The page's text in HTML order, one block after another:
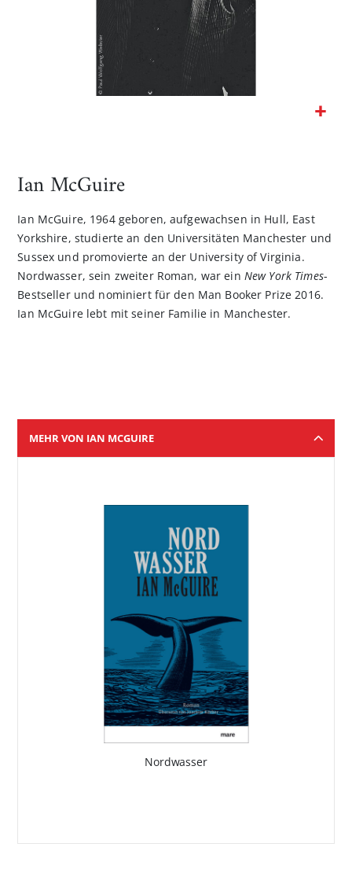
Bildgalerie
Ian McGuire
Ian McGuire, 1964 geboren, aufgewachsen in Hull, East
Yorkshire, studierte an den Universitäten Manchester und
Sussex und promovierte an der University of Virginia.
Nordwasser, sein zweiter Roman, war ein New York Times-
Bestseller und nominiert für den Man Booker Prize 2016.
Ian McGuire lebt mit seiner Familie in Manchester.
MEHR VON IAN MCGUIRE
Nordwasser